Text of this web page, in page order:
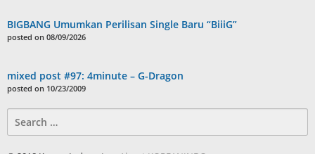
BIGBANG Umumkan Perilisan Single Baru “BiiiG”
posted on 08/09/2026
mixed post #97: 4minute – G-Dragon
posted on 10/23/2009
for: